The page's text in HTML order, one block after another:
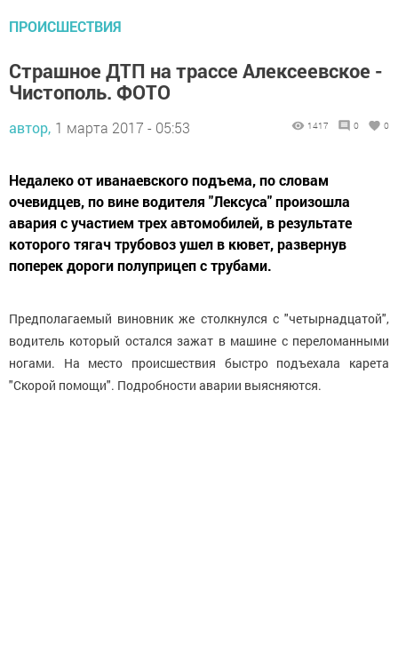
ПРОИСШЕСТВИЯ
Страшное ДТП на трассе Алексеевское -
Чистополь. ФОТО
автор, 1 марта 2017 - 05:53 1417 0 0
Недалеко от иванаевского подъема, по словам
очевидцев, по вине водителя "Лексуса" произошла
авария с участием трех автомобилей, в результате
которого тягач трубовоз ушел в кювет, развернув
поперек дороги полуприцеп с трубами.
Предполагаемый виновник же столкнулся с "четырнадцатой",
водитель который остался зажат в машине с переломанными
ногами. На место происшествия быстро подъехала карета
"Скорой помощи". Подробности аварии выясняются.